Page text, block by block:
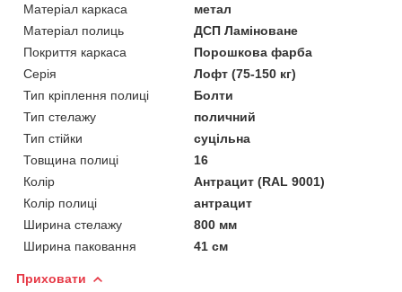
Матеріал каркаса
метал
Матеріал полиць
ДСП Ламіноване
Покриття каркаса
Порошкова фарба
Серія
Лофт (75-150 кг)
Тип кріплення полиці
Болти
Тип стелажу
поличний
Тип стійки
суцільна
Товщина полиці
16
Колір
Антрацит (RAL 9001)
Колір полиці
антрацит
Ширина стелажу
800 мм
Ширина паковання
41 см
Приховати